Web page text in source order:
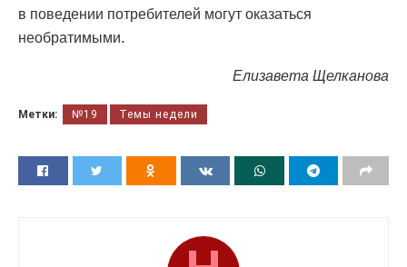
в поведении потребителей могут оказаться
необратимыми.
Елизавета Щелканова
Метки: №19 Темы недели